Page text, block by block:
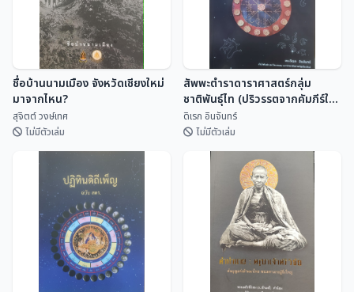
ชื่อบ้านนามเมือง จังหวัดเชียงใหม่
มาจากไหน?
สุจิตต์ วงษ์เทศ
ชื่อบ้านนามเมือง จังหวัดเชียงใหม่
มาจากไหน?
สุจิตต์ วงษ์เทศ
ไม่มีตัวเล่ม
สัพพะตำราดาราศาสตร์กลุ่ม
ชาติพันธุ์ไท (ปริวรรตจากคัมภีร์ใบ
ลานและพับสา)
ดิเรก อินจันทร์
สัพพะตำราดาราศาสตร์กลุ่ม
ชาติพันธุ์ไท (ปริวรรตจากคัมภีร์ใบ
ลานและพับสา)
ดิเรก อินจันทร์
ไม่มีตัวเล่ม